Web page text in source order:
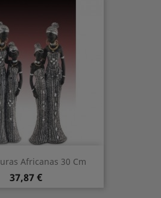
Africanas 30 Cm
Precio
37,87 €